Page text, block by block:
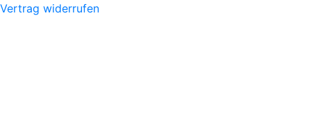
Vertrag widerrufen